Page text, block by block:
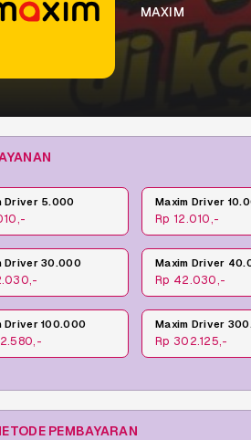
MAXIM
Driver 5.000 Maxim Driver
Rp 12.010,-
Driver 30.000 Maxim Driver
Rp 42.030,-
Driver 100.000 Maxim Driver
Rp 302.125,-
PEMBAYARAN